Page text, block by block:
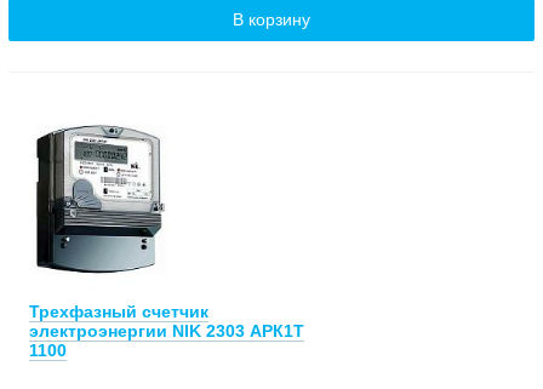
В корзину
Трехфазный счетчик
электроэнергии NIK 2303 АРК1Т
1100